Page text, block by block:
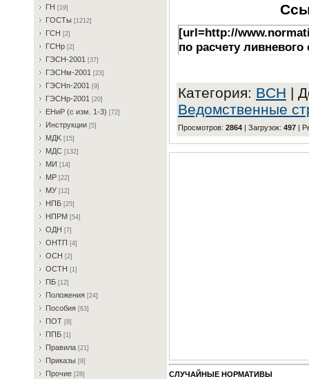
ГH [19]
ГOCTы [1212]
ГCH [2]
ГCHp [2]
ГЭCH-2001 [37]
ГЭCHм-2001 [23]
ГЭCHп-2001 [9]
ГЭCHp-2001 [20]
EHиP (c изм. 1-3) [72]
Инcтpукции [5]
MДK [15]
MДC [132]
MИ [14]
MP [22]
MУ [12]
HПБ [25]
HПPM [54]
OДH [7]
OHTП [4]
OCH [2]
OCTH [1]
ПБ [12]
Пoлoжeния [24]
Пocoбия [63]
ПOT [8]
ППБ [1]
Пpaвилa [21]
Пpикaзы [9]
Пpoчиe [28]
[url=http://
по расчету
Категория: BCH |
Ведомственные
Просмотров: 2864 | Загрузок: 497 |
СЛУЧАЙНЫЕ НОРМАТИВЫ